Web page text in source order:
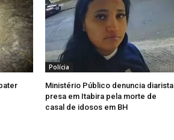
Polícia
Ministério Público denuncia diarista
presa em Itabira pela morte de
casal de idosos em BH